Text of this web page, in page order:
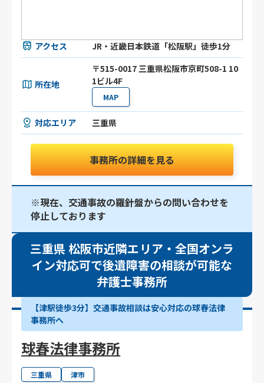
アクセス JR・近畿日本鉄道「松阪駅」徒歩1分
所在地
〒515-0017 三重県松阪市京町508-1 10
1ビル4F
MAP
対応エリア 三重県
事務所の詳細を見る
※現在、交通事故の羅針盤からの問い合わせを
停止しております
三重県 松阪市近隣エリア・全国オンラ
イン対応可で後遺障害の相談が可能な
弁護士事務所
【津駅徒歩3分】交通事故相談は安心対応の球春法律
事務所へ
球春法律事務所
三重県 津市